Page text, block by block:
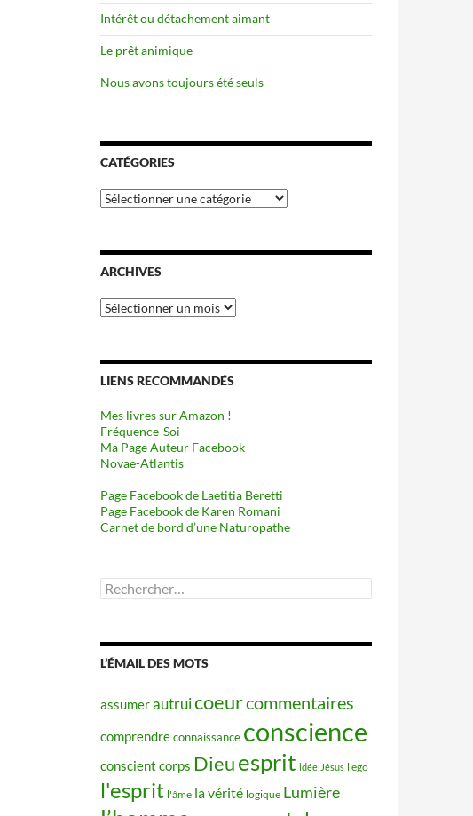
Intérêt ou détachement aimant
Le prêt animique
Nous avons toujours été seuls
CATÉGORIES
Catégories
ARCHIVES
Archives
LIENS RECOMMANDÉS
Mes livres sur Amazon !
Fréquence-Soi
Ma Page Auteur Facebook
Novae-Atlantis
Page Facebook de Laetitia Beretti
Page Facebook de Karen Romani
Carnet de bord d’une Naturopathe
Rechercher :
L’ÉMAIL DES MOTS
assumerautruicoeurcommentaires
comprendreconnaissance conscience
conscient corps Dieuesprit idée Jésus l'ego
l'esprit l'âme la vérité logique Lumière